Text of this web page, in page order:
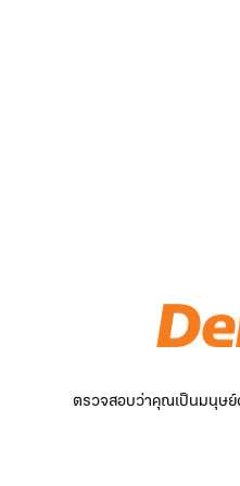
ตรวจสอบว่าคุณเป็นมนุษย์